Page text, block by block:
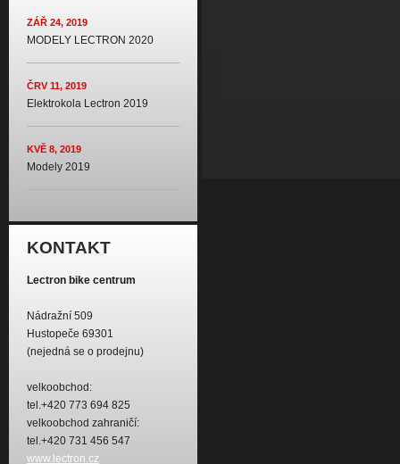
ZÁŘ 24, 2019
MODELY LECTRON 2020
ČRV 11, 2019
Elektrokola Lectron 2019
KVĚ 8, 2019
Modely 2019
KONTAKT
Lectron bike centrum
Nádražní 509
Hustopeče 69301
(nejedná se o prodejnu)
velkoobchod:
tel.+420 773 694 825
velkoobchod zahraničí:
tel.+420 731 456 547
www.lectron.cz